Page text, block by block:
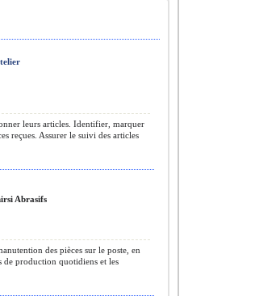
leurs articles. Identifier, marquer
reçues. Assurer le suivi des articles
Abrasifs
des pièces sur le poste, en
de production quotidiens et les